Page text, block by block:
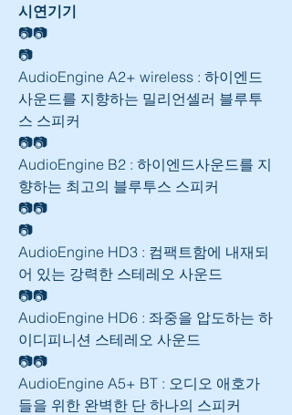
시연기기
📷📷
📷
AudioEngine A2+ wireless : 하이엔드
사운드를 지향하는 밀리언셀러 블루투
스 스피커
📷📷
AudioEngine B2 : 하이엔드사운드를 지
향하는 최고의 블루투스 스피커
📷📷
📷
AudioEngine HD3 : 컴팩트함에 내재되
어 있는 강력한 스테레오 사운드
📷📷
AudioEngine HD6 : 좌중을 압도하는 하
이디피니션 스테레오 사운드
📷📷
AudioEngine A5+ BT : 오디오 애호가
들을 위한 완벽한 단 하나의 스피커